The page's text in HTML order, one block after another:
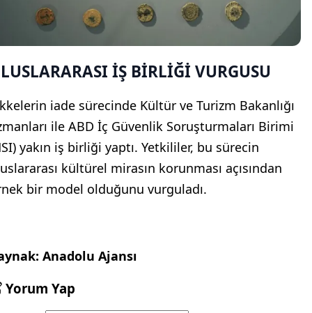
İŞ BİRLİĞİ VURGUSU
iade sürecinde Kültür ve Turizm Bakanlığı
ile ABD İç Güvenlik Soruşturmaları Birimi
yakın iş birliği yaptı. Yetkililer, bu sürecin
kültürel mirasın korunması açısından
bir model olduğunu vurguladı.
Anadolu Ajansı
Yorum Yap